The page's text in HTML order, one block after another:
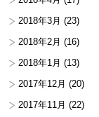
2018年3月 (23)
2018年2月 (16)
2018年1月 (13)
2017年12月 (20)
2017年11月 (22)